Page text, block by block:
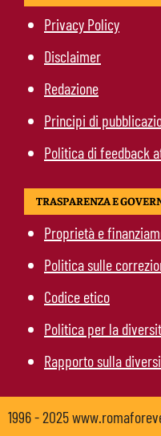
Privacy Policy
Disclaimer
Redazione
Principi di
Politica di feedback
TRASPARENZA E
Proprietà e
Politica sulle
Codice etico
Politica per la
Rapporto sulla
1996 - 2025